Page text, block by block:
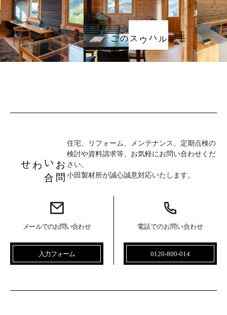
モデルハウスの
ご案内
お
問
い
合
わせ
住宅、リフォーム、メンテナンス、定期点検の
検討や資料請求等、お気軽にお問い合わせくだ
さい。
小田製材所が誠心誠意対応いたします。
メールでのお問い合わせ
入力フォーム
電話でのお問い合わせ
0120-800-014